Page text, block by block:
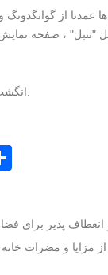
"تنبل" ، صفحه
انعطاف پذیر برای